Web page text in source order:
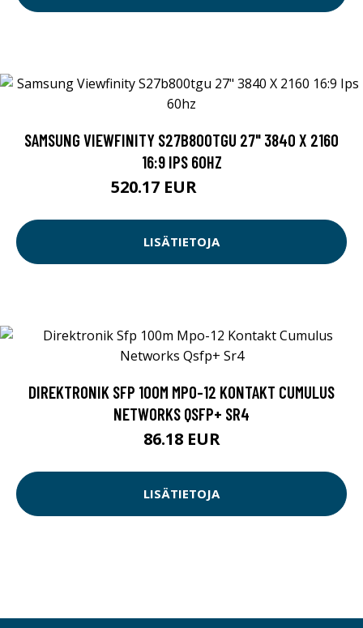
SAMSUNG VIEWFINITY S27B800TGU 27" 3840 X 2160
16:9 IPS 60HZ
520.17 EUR
LISÄTIETOJA
DIREKTRONIK SFP 100M MPO-12 KONTAKT CUMULUS
NETWORKS QSFP+ SR4
86.18 EUR
LISÄTIETOJA